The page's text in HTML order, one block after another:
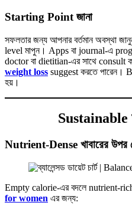
Starting Point জানা
সফলতার জন্য আপনার বর্তমান অবস্থা
level মাপুন। Apps বা journal-এ
doctor বা dietitian-এর সাথে consult
weight loss suggest করতে পারেন।
হয়।
Sustainable
Nutrient-Dense খাবারের উপর
Empty calorie-এর বদলে nutrient-rich
for women এর জন্য: